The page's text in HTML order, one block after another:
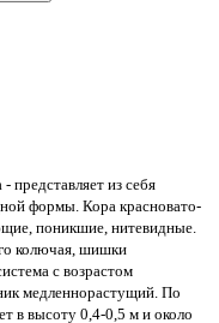
из себя
формы. Кора красновато-
поникшие, нитевидные.
колючая, шишки
с возрастом
медленнорастущий. По
в высоту 0,4-0,5 м и около